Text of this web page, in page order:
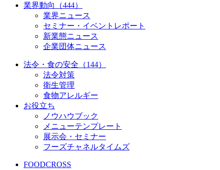
業界動向（444）
業界ニュース
セミナー・イベントレポート
新業態ニュース
企業団体ニュース
法令・食の安全（144）
法令対策
衛生管理
食物アレルギー
お役立ち
ノウハウブック
メニューテンプレート
展示会・セミナー
フーズチャネルタイムズ
FOODCROSS